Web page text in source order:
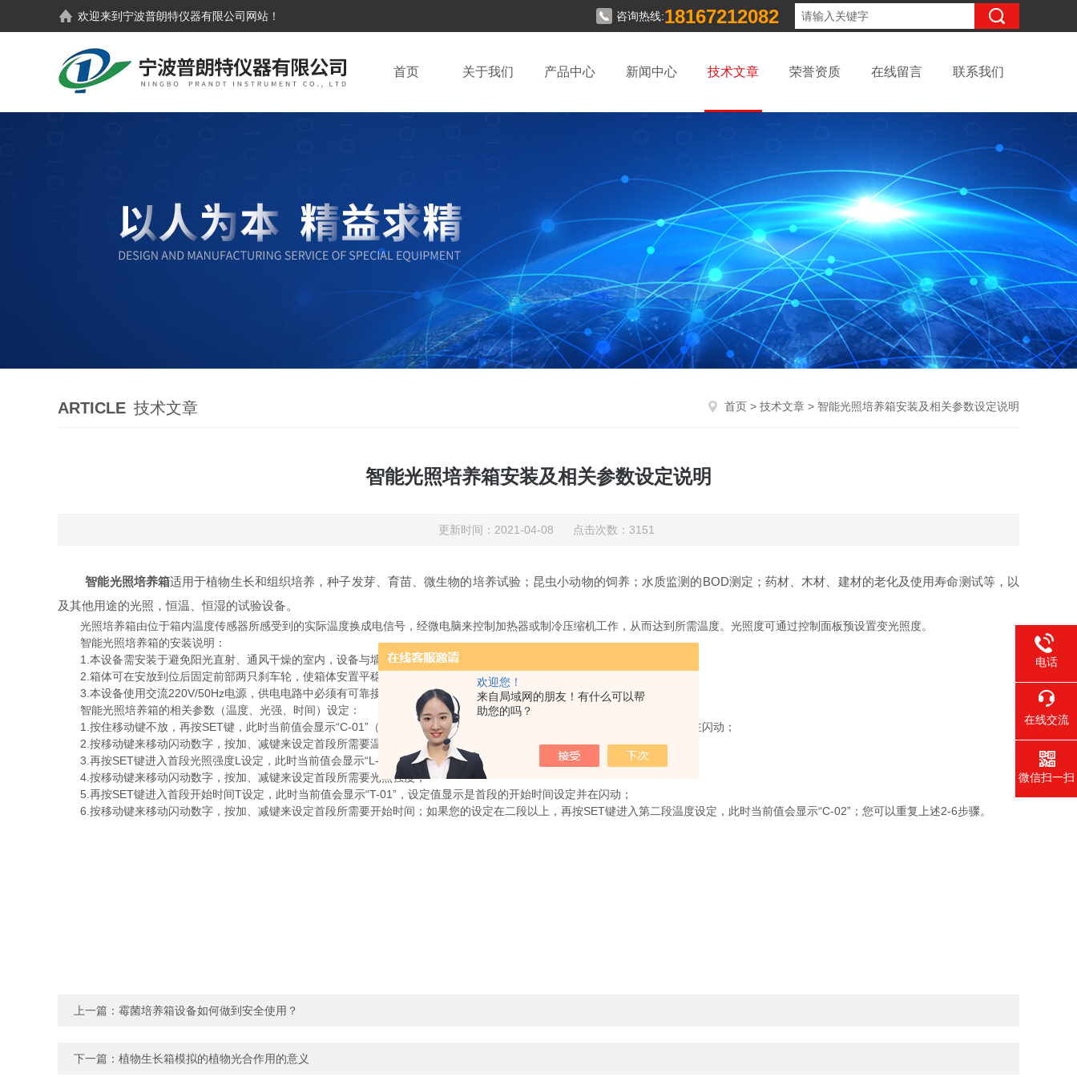
欢迎您！
来自局域网的朋友！有什么可以帮
助您的吗？
欢迎来到宁波普朗特仪器有限公司 网站！ 咨询热线:18167212082
首页 关于我们 产品中心 新闻中心 技术文章 荣誉资质 在线留言 联系我们
ARTICLE 技术文章 首页 > 技术文章 > 智能光照培养箱安装及相关参数设定说明
智能光照培养箱安装及相关参数设定说明
更新时间：2021-04-08 点击次数：3151
智能光照培养箱适用于植物生长和组织培养，种子发芽、育苗、微生物的培养试验；昆虫小动物的饲养；水质监测的BOD测定；药材、木材、建材的老化及使用寿命测试等，以
及其他用途的光照，恒温、恒湿的试验设备。
光照培养箱由位于箱内温度传感器所感受到的实际温度换成电信号，经微电脑来控制加热器或制冷压缩机工作，从而达到所需温度。光照度可通过控制面板预设置变光照度。
智能光照培养箱的安装说明：
1.本设备需安装于避免阳光直射、通风干燥的室内，设备与墙壁必须有10cm以上距离；
2.箱体可在安放到位后固定前部两只刹车轮，使箱体安置平稳；
3.本设备使用交流220V/50Hz电源，供电电路中必须有可靠接地线，保证使用安全。
智能光照培养箱的相关参数（温度、光强、时间）设定：
1.按住移动键不放，再按SET键，此时当前值会显示“C-01”（首段温度C设定），同时放开，设定值显示是首段的温度设定并在闪动；
2.按移动键来移动闪动数字，按加、减键来设定首段所需要温度；
3.再按SET键进入首段光照强度L设定，此时当前值会显示“L-01”，设定值显示的是首段的光照强度设定并在闪动；
4.按移动键来移动闪动数字，按加、减键来设定首段所需要光照强度；
5.再按SET键进入首段开始时间T设定，此时当前值会显示“T-01”，设定值显示是首段的开始时间设定并在闪动；
6.按移动键来移动闪动数字，按加、减键来设定首段所需要开始时间；如果您的设定在二段以上，再按SET键进入第二段温度设定，此时当前值会显示“C-02”；您可以重复上述2-6步骤。
上一篇： 霉菌培养箱设备如何做到安全使用？
下一篇： 植物生长箱模拟的植物光合作用的意义
电话
在线交流
微信扫一扫